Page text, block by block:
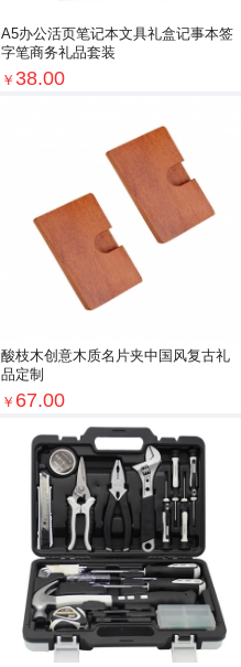
A5办公活页笔记本文具礼盒记事本签
字笔商务礼品套装
￥ 38.00
酸枝木创意木质名片夹中国风复古礼
品定制
￥ 67.00